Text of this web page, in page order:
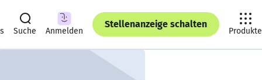
Suche Anmelden
Stellenanzeige schalten
Produkte